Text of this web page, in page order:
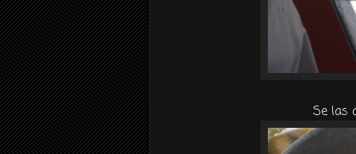
Se las